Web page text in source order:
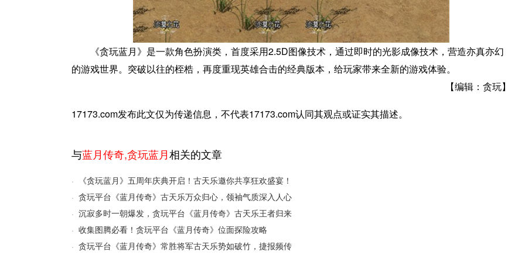
《贪玩蓝月》是一款角色扮演类，首度采用2.5D图像技术，通过即时的光影成像技术，营造亦真亦幻
的游戏世界。突破以往的桎梏，再度重现英雄合击的经典版本，给玩家带来全新的游戏体验。
【编辑：贪玩】
17173.com发布此文仅为传递信息，不代表17173.com认同其观点或证实其描述。
与蓝月传奇,贪玩蓝月相关的文章
·
《贪玩蓝月》五周年庆典开启！古天乐邀你共享狂欢盛宴！
· 贪玩平台《蓝月传奇》古天乐万众归心，领袖气质深入人心
· 沉寂多时一朝爆发，贪玩平台《蓝月传奇》古天乐王者归来
· 收集图腾必看！贪玩平台《蓝月传奇》位面探险攻略
· 贪玩平台《蓝月传奇》常胜将军古天乐势如破竹，捷报频传